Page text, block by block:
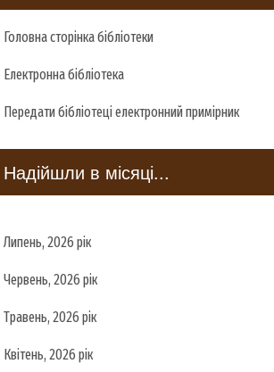
Головна сторінка бібліотеки
Електронна бібліотека
Передати бібліотеці електронний примірник
Надійшли в місяці...
Липень, 2026 рік
Червень, 2026 рік
Травень, 2026 рік
Квітень, 2026 рік